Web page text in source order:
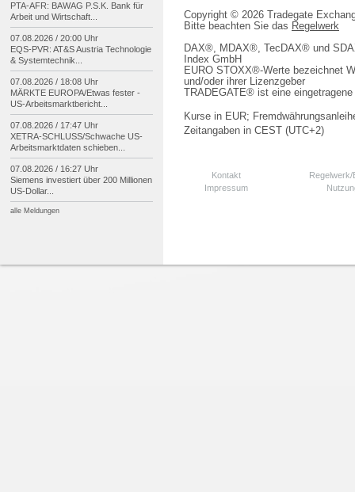
Copyright © 2026 Tradegate
Bitte beachten Sie das Regelwerk
DAX®, MDAX®, TecDAX® und
Index GmbH
EURO STOXX®-Werte bezeichnet
und/oder ihrer Lizenzgeber
TRADEGATE® ist eine
Kurse in EUR;
Zeitangaben in CEST (UTC+2)
Kontakt
Impressum
PTA-AFR: BAWAG P.S.K. Bank für
Arbeit und Wirtschaft...
07.08.2026 / 20:00 Uhr
EQS-PVR: AT&S Austria Technologie
& Systemtechnik...
07.08.2026 / 18:08 Uhr
MÄRKTE EUROPA/Etwas fester -
US-Arbeitsmarktbericht...
07.08.2026 / 17:47 Uhr
XETRA-SCHLUSS/Schwache US-
Arbeitsmarktdaten schieben...
07.08.2026 / 16:27 Uhr
Siemens investiert über 200 Millionen
US-Dollar...
alle Meldungen